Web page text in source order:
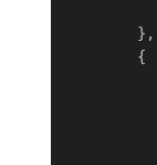
        },
        {